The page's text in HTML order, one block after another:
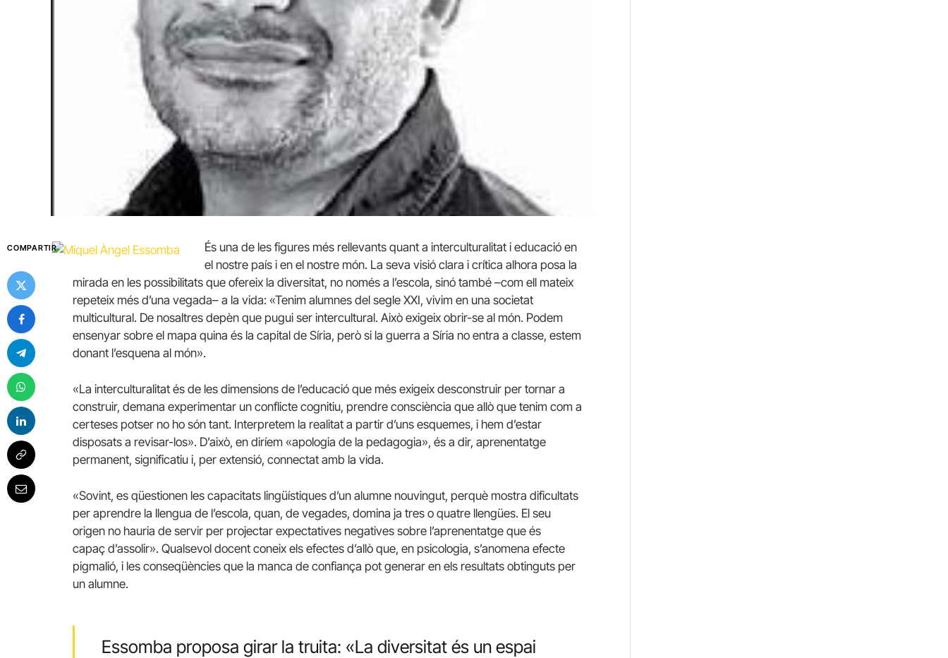
COMPARTIR
És una de les figures més rellevants quant a interculturalitat i educació en
el nostre país i en el nostre món. La seva visió clara i crítica alhora posa la
mirada en les possibilitats que ofereix la diversitat, no només a l’escola, sinó també –com ell mateix
repeteix més d’una vegada– a la vida: «Tenim alumnes del segle XXI, vivim en una societat
multicultural. De nosaltres depèn que pugui ser intercultural. Això exigeix obrir-se al món. Podem
ensenyar sobre el mapa quina és la capital de Síria, però si la guerra a Síria no entra a classe, estem
donant l’esquena al món».
«La interculturalitat és de les dimensions de l’educació que més exigeix desconstruir per tornar a
construir, demana experimentar un conflicte cognitiu, prendre consciència que allò que tenim com a
certeses potser no ho són tant. Interpretem la realitat a partir d’uns esquemes, i hem d’estar
disposats a revisar-los». D’això, en diríem «apologia de la pedagogia», és a dir, aprenentatge
permanent, significatiu i, per extensió, connectat amb la vida.
«Sovint, es qüestionen les capacitats lingüístiques d’un alumne nouvingut, perquè mostra dificultats
per aprendre la llengua de l’escola, quan, de vegades, domina ja tres o quatre llengües. El seu
origen no hauria de servir per projectar expectatives negatives sobre l’aprenentatge que és
capaç d’assolir». Qualsevol docent coneix els efectes d’allò que, en psicologia, s’anomena efecte
pigmalió, i les conseqüències que la manca de confiança pot generar en els resultats obtinguts per
un alumne.
Essomba proposa girar la truita: «La diversitat és un espai